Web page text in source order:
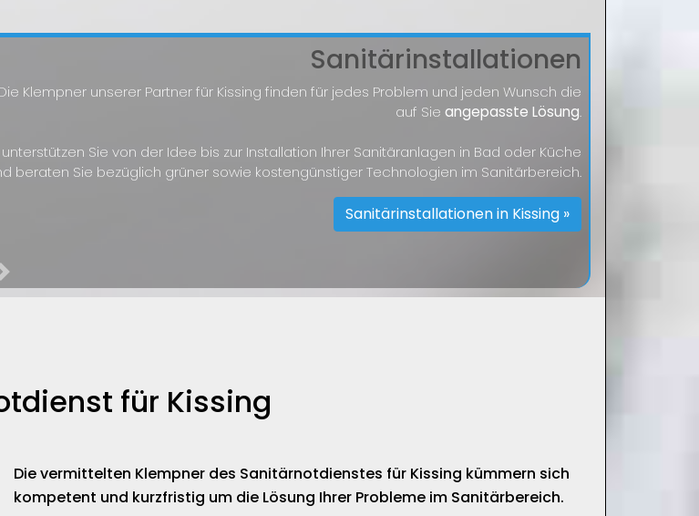
Sanitärinstallationen
Klempner unserer Partner für Kissing finden für jedes Problem und jeden Wunsch die
auf Sieangepasste Lösung.
unterstützen Sie von der Idee bis zur Installation Ihrer Sanitäranlagen in Bad oder Küche
beraten Sie bezüglich grüner sowie kostengünstiger Technologien im Sanitärbereich.
Sanitärinstallationen in Kissing »
für Kissing
Die vermittelten Klempner des Sanitärnotdienstes für Kissing kümmern sich
kompetent und kurzfristig um die Lösung Ihrer Probleme im Sanitärbereich.